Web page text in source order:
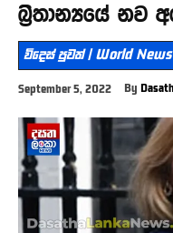
බ්‍රිතාන්‍යයේ නව
විදෙස් පුවත් | World News
September 5, 2022 By